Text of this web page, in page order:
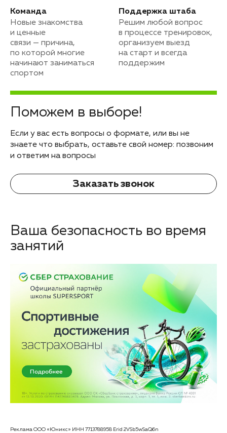
Команда
Новые знакомства
и ценные
связи — причина,
по которой многие
начинают заниматься
спортом
Поддержка штаба
Решим любой вопрос
в процессе тренировок,
организуем выезд
на старт и всегда
поддержим
Поможем в выборе!
Если у вас есть вопросы о формате, или вы не
знаете что выбрать, оставьте свой номер: позвоним
и ответим на вопросы
Заказать звонок
Ваша безопасность во время
занятий
Реклама ООО «Юникс» ИНН 7713788958 Erid 2VSb5wSaQ6n